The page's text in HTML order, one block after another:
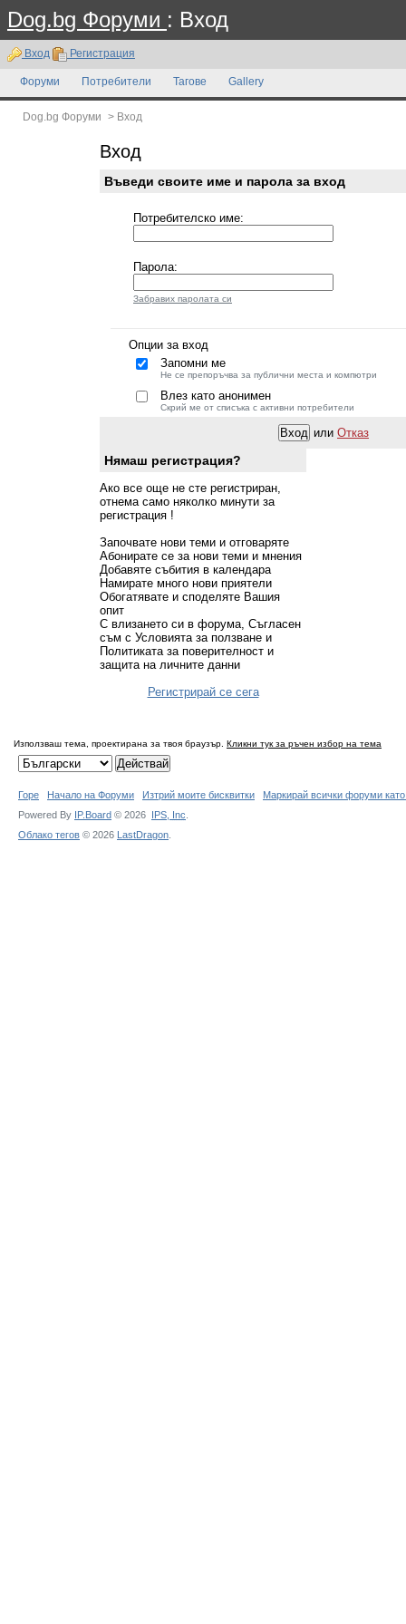
Dog.bg Форуми : Вход
Вход Регистрация
Форуми Потребители Тагове Gallery
Dog.bg Форуми > Вход
Вход
Въведи своите име и парола за вход
Потребителско име:
Парола:
Забравих паролата си
Опции за вход
Запомни ме
Не се препоръчва за публични места и компютри
Влез като анонимен
Скрий ме от списъка с активни потребители
или Отказ
Нямаш регистрация?
Ако все още не сте регистриран,
отнема само няколко минути за
регистрация !
Започвате нови теми и отговаряте
Абонирате се за нови теми и мнения
Добавяте събития в календара
Намирате много нови приятели
Обогатявате и споделяте Вашия
опит
С влизането си в форума, Съгласен
съм с Условията за ползване и
Политиката за поверителност и
защита на личните данни
Регистрирай се сега
Използваш тема, проектирана за твоя браузър. Кликни тук за ръчен избор на тема
Горе Начало на Форуми Изтрий моите бисквитки
Маркирай всички форуми
Powered By
IP.Board © 2026 IPS, Inc
Облако тегов © 2026 LastDragon